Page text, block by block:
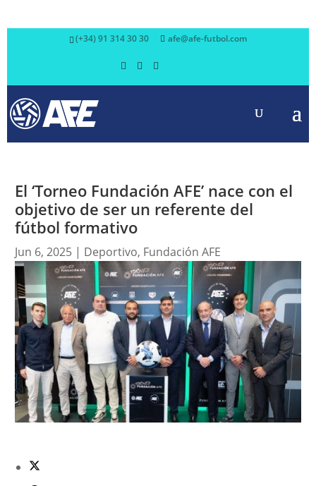
(+34) 91 314 30 30 afe@afe-futbol.com
El ‘Torneo Fundación AFE’ nace con el
objetivo de ser un referente del
fútbol formativo
Jun 6, 2025| Deportivo, Fundación AFE